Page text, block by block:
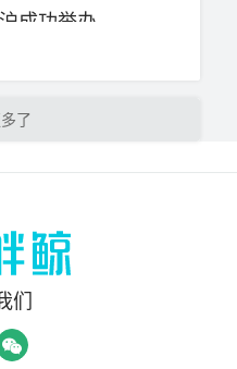
成功举办
多
们